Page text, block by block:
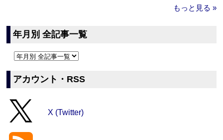
もっと見る »
年月別 全記事一覧
アカウント・RSS
X (Twitter)